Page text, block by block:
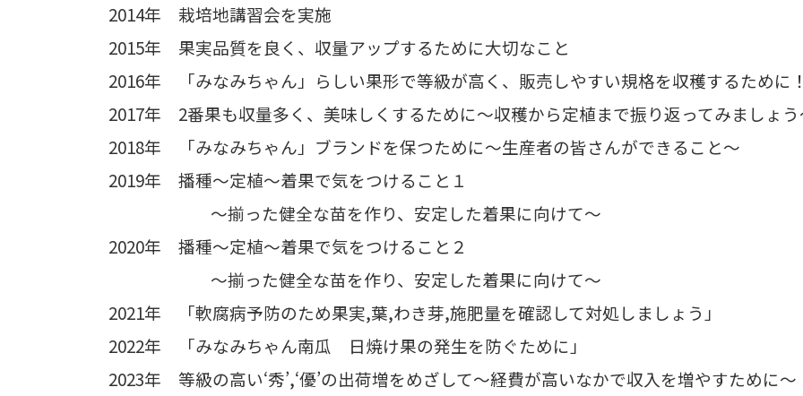
2014年 栽培地講習会を実施
2015年 果実品質を良く、収量アップするために大切なこと
2016年 「みなみちゃん」らしい果形で等級が高く、販売しやすい規格を収穫するために
2017年 2番果も収量多く、美味しくするために～収穫から定植まで振り返ってみましょ
2018年 「みなみちゃん」ブランドを保つために～生産者の皆さんができること～
2019年 播種～定植～着果で気をつけること１
～揃った健全な苗を作り、安定した着果に向けて～
2020年 播種～定植～着果で気をつけること２
～揃った健全な苗を作り、安定した着果に向けて～
2021年 「軟腐病予防のため果実,葉,わき芽,施肥量を確認して対処しましょう」
2022年 「みなみちゃん南瓜 日焼け果の発生を防ぐために」
2023年 等級の高い‘秀’,‘優’の出荷増をめざして～経費が高いなかで収入を増やすために～